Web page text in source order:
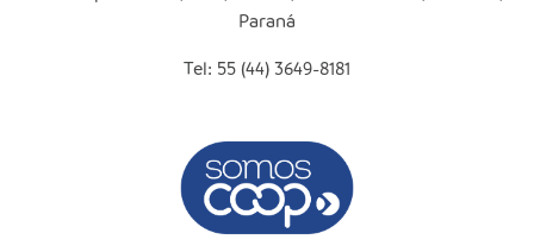
Paraná
Tel: 55 (44) 3649-8181